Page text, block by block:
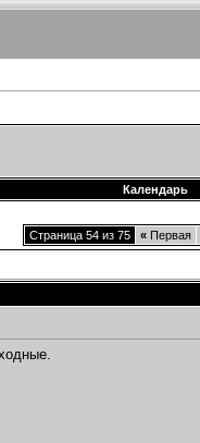
Календарь
Страница 54 из 75 « Первая